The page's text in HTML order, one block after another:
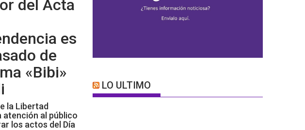
del Acta
es
de
«Bibi»
la Libertad
atención al público
los actos del Día
LO ULTIMO